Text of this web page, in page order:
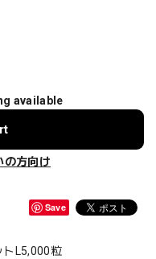
available
の方向け
Save
L5,000粒